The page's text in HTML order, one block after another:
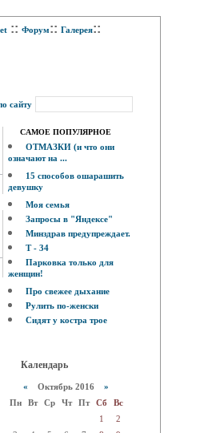
:: Форум:: Галерея::
сайту
САМОЕ ПОПУЛЯРНОЕ
ОТМАЗКИ (и что они
означают на ...
15 способов ошарашить
девушку
Моя семья
Запросы в "Яндексе"
Минздрав предупреждает.
Т - 34
Парковка только для
женщин!
Про свежее дыхание
Рулить по-женски
Сидят у костра трое
Календарь
« Октябрь 2016 »
Пн
Вт Ср Чт Пт Сб
Вс
1
2